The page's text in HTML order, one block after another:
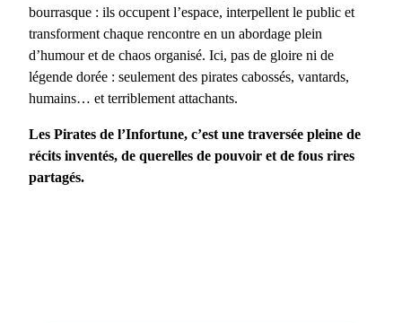
bourrasque : ils occupent l’espace, interpellent le public et
transforment chaque rencontre en un abordage plein
d’humour et de chaos organisé. Ici, pas de gloire ni de
légende dorée : seulement des pirates cabossés, vantards,
humains… et terriblement attachants.
Les Pirates de l’Infortune, c’est une traversée pleine de
récits inventés, de querelles de pouvoir et de fous rires
partagés.